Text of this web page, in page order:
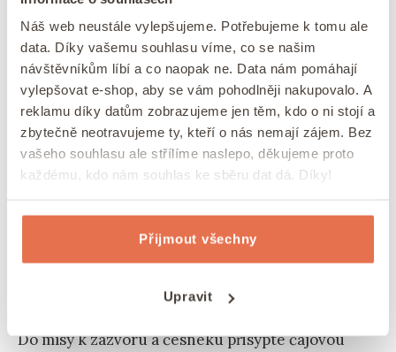
Náš web neustále vylepšujeme. Potřebujeme k tomu ale
data. Díky vašemu souhlasu víme, co se našim
návštěvníkům líbí a co naopak ne. Data nám pomáhají
vylepšovat e-shop, aby se vám pohodlněji nakupovalo. A
reklamu díky datům zobrazujeme jen těm, kdo o ni stojí a
zbytečně neotravujeme ty, kteří o nás nemají zájem. Bez
vašeho souhlasu ale střílíme naslepo, děkujeme proto
každému, kdo nám souhlas ke sběru dat dá. Díky!
Přijmout všechny
Upravit
TIP: Máte rádi vydatné polévky s exotickým
nádechem? Určitě nesmíte minout naši
vynikajícípolévku z červené čočky.
S čím podávat butter chicken
Tento lahodný pokrm se obvykle podává s kvalitní,
indickým chlebem naan.Tím se totiž hustá
omáčka nakonec nejlépe vytírá z talíře. Aby byl
vizuální i chuťový zážitek naprosto bezchybný,
posypte porce lístky čerstvého koriandru.
Do mísy k zázvoru a česneku přisypte čajovou